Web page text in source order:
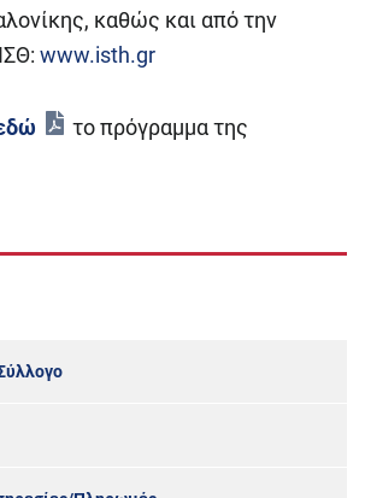
καθώς και από την
www.isth.gr
το πρόγραμμα της